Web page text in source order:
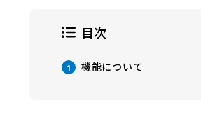
目次
1 機能について